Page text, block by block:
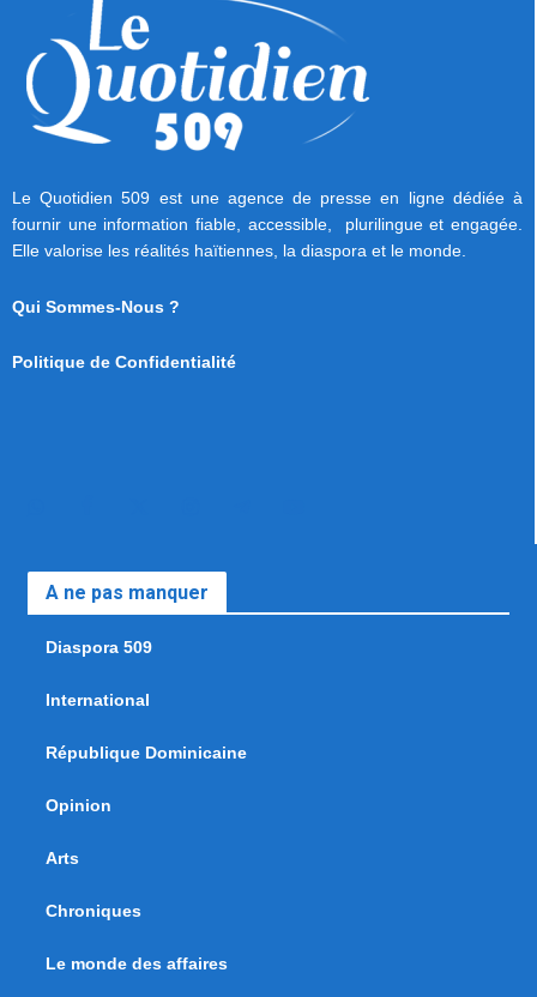
Le Quotidien 509 est une agence de presse en ligne dédiée à
fournir une information fiable, accessible, plurilingue et engagée.
Elle valorise les réalités haïtiennes, la diaspora et le monde.
Qui Sommes-Nous ?
Politique de Confidentialité
A ne pas manquer
Diaspora 509
International
République Dominicaine
Opinion
Arts
Chroniques
Le monde des affaires